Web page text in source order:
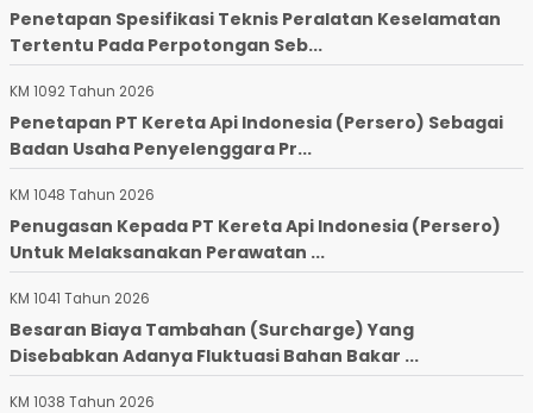
Penetapan Spesifikasi Teknis Peralatan Keselamatan
Tertentu Pada Perpotongan Seb...
KM 1092 Tahun 2026
Penetapan PT Kereta Api Indonesia (Persero) Sebagai
Badan Usaha Penyelenggara Pr...
KM 1048 Tahun 2026
Penugasan Kepada PT Kereta Api Indonesia (Persero)
Untuk Melaksanakan Perawatan ...
KM 1041 Tahun 2026
Besaran Biaya Tambahan (Surcharge) Yang
Disebabkan Adanya Fluktuasi Bahan Bakar ...
KM 1038 Tahun 2026